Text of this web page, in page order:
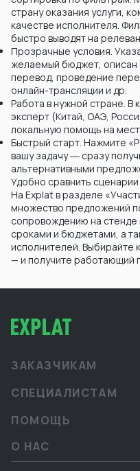
страну оказания услуги,
качестве исполнителя.
быстро выводят на
Прозрачные условия.
желаемый бюджет, описан
перевод, проведение
онлайн-трансляции и др.
Работа в нужной стране. В
эксперт (Китай, ОАЭ,
локальную помощь на
Быстрый старт. Нажмите
вашу задачу ― сразу
альтернативными
Удобно сравнить
На Explat в разделе
множество предложений
сопровождению на
сроками и бюджетами, а
исполнителей. Выбирайте
— и получите работающий
ЗАКАЗЧИКАМ
СПЕЦИАЛИСТАМ
ПОМОЩЬ
О НАС